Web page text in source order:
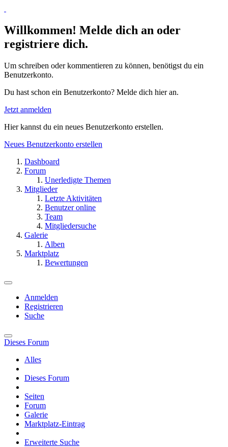
Willkommen! Melde dich an oder
registriere dich.
Um schreiben oder kommentieren zu können, benötigst du ein
Benutzerkonto.
Du hast schon ein Benutzerkonto? Melde dich hier an.
Jetzt anmelden
Hier kannst du ein neues Benutzerkonto erstellen.
Neues Benutzerkonto erstellen
Dashboard
Forum
Unerledigte Themen
Mitglieder
Letzte Aktivitäten
Benutzer online
Team
Mitgliedersuche
Galerie
Alben
Marktplatz
Bewertungen
Anmelden
Registrieren
Suche
Dieses Forum
Alles
Dieses Forum
Seiten
Forum
Galerie
Marktplatz-Eintrag
Erweiterte Suche